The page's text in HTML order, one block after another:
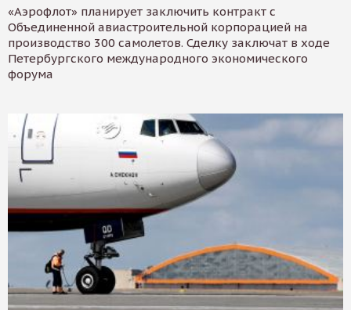
«Аэрофлот» планирует заключить контракт с
Объединенной авиастроительной корпорацией на
производство 300 самолетов. Сделку заключат в ходе
Петербургского международного экономического
форума